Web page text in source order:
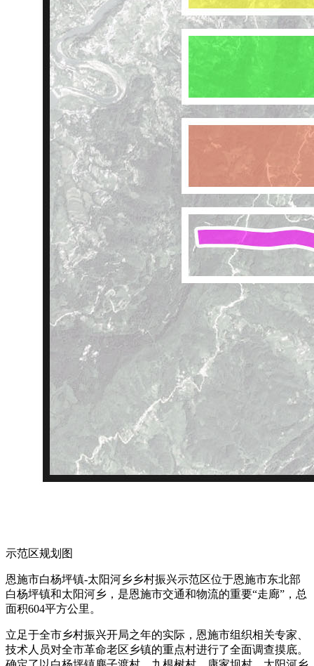
示范区规划图
恩施市白杨坪镇-太阳河乡乡村振兴示范区位于恩施市东北部
白杨坪镇和太阳河乡，是恩施市交通和物流的重要“走廊”，总
面积604平方公里。
立足于全市乡村振兴开局之年的实际，恩施市组织相关专家、
技术人员对全市革命老区乡镇的重点村进行了全面调查摸底。